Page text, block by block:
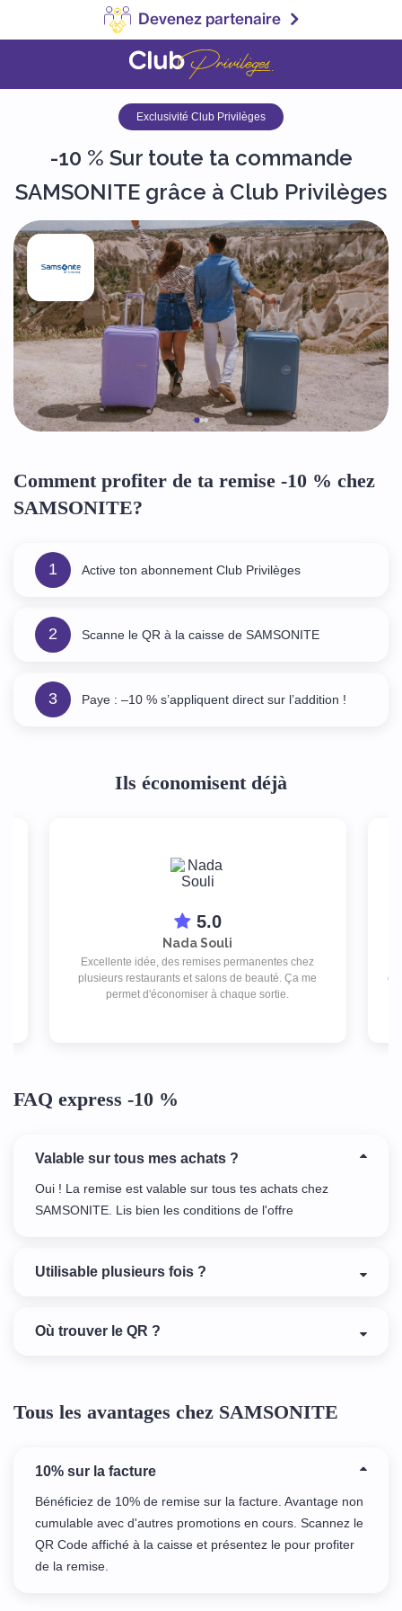
Devenez partenaire
Exclusivité Club Privilèges
-10 % Sur toute ta commande
SAMSONITE grâce à Club Privilèges
Comment profiter de ta remise -10 % chez
SAMSONITE?
1 Active ton abonnement Club Privilèges
2 Scanne le QR à la caisse de SAMSONITE
3 Paye : –10 % s’appliquent direct sur l’addition !
Ils économisent déjà
5.0
Nada Souli
Excellente idée, des remises permanentes chez
plusieurs restaurants et salons de beauté. Ça me
permet d'économiser à chaque sortie.
FAQ express -10 %
Valable sur tous mes achats ?
Oui ! La remise est valable sur tous tes achats chez
SAMSONITE. Lis bien les conditions de l'offre
Utilisable plusieurs fois ?
Où trouver le QR ?
Tous les avantages chez SAMSONITE
10% sur la facture
Bénéficiez de 10% de remise sur la facture. Avantage non
cumulable avec d'autres promotions en cours. Scannez le
QR Code affiché à la caisse et présentez le pour profiter
de la remise.